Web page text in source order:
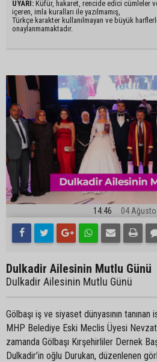
UYARI: Küfür, hakaret, rencide edici cümleler
içeren, imla kuralları ile yazılmamış,
Türkçe karakter kullanılmayan ve büyük
onaylanmamaktadır.
14:46 04
Dulkadir Ailesinin Mutlu Günü
Dulkadir Ailesinin Mutlu Günü
Gölbaşı iş ve siyaset dünyasının tanınan
MHP Belediye Eski Meclis Üyesi Nevzat
zamanda Gölbaşı Kırşehirliler Dernek
Dulkadir’in oğlu Durukan, düzenlenen